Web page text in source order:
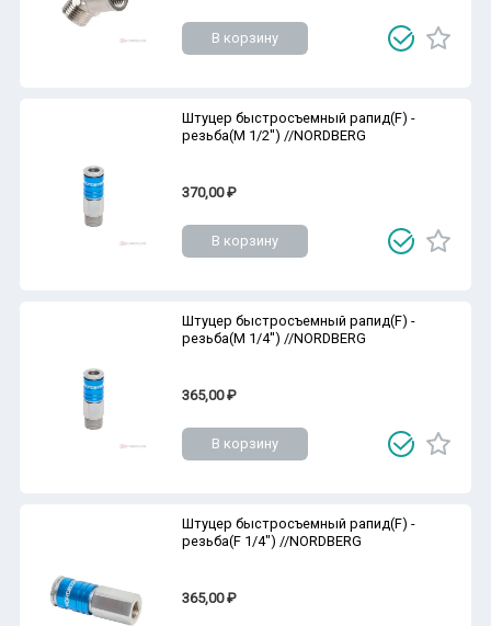
В корзину
Штуцер быстросъемный рапид(F) -
резьба(M 1/2'') //NORDBERG
370,00 ₽
В корзину
Штуцер быстросъемный рапид(F) -
резьба(M 1/4'') //NORDBERG
365,00 ₽
В корзину
Штуцер быстросъемный рапид(F) -
резьба(F 1/4") //NORDBERG
365,00 ₽